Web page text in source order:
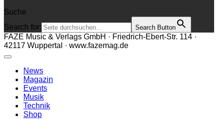
Suche
Search for:
Search Button
FAZE Music & Verlags GmbH · Friedrich-Ebert-Str. 114 ·
42117 Wuppertal · www.fazemag.de
News
Magazin
Events
Musik
Technik
Shop